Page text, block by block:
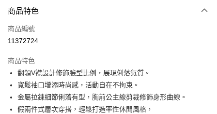
大哥付你分期
【大哥付你分期使用說明】
1.本服務由台灣大哥大提供，台灣大哥大用戶可立即使用無須另外申請。
流程，驗證手機門號後，選擇欲分期的期數、繳款截止日，確認付款後即完
成交易。
3.實際核准額度、可分期數及費用金額請依後續交易確認頁面所載為準。
4.訂單成立30分鐘內，如未前往確認交易或遇審核未通過，訂單將自動取
法說明評估內容。
【繳款方式說明】
AFTEE先享後付
【關於「AFTEE先享後付」】
AFTEE先享後付是「在收到商品之後才付款」的支付方式。 讓您購物簡單
便利好安心！
１．簡單：不需註冊會員、不需綁卡、不需儲值。
２．便利：只要手機號碼，簡訊認證，即可結帳。
３．安心：先確認商品／服務後，再付款。
ATM付款
全家取貨付款
商品特色
商品編號
11372724
商品特色
翻領V襟設計修飾臉型比例，展現俐落氣質。
寬鬆袖口增添時尚感，活動自在不拘束。
金屬拉鍊細節俐落有型，胸前公主線剪裁修飾身形曲線。
假兩件式層次穿搭，輕鬆打造率性休閒風格，